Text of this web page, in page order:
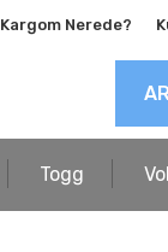
Kargom Nerede?
Togg